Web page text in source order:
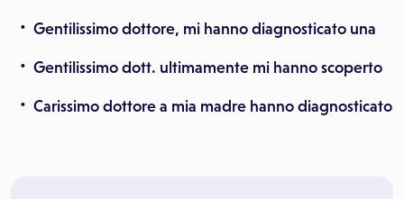
Gentilissimo dottore, mi hanno diagnosticato una
Gentilissimo dott. ultimamente mi hanno scoperto
Carissimo dottore a mia madre hanno diagnosticato